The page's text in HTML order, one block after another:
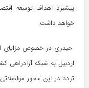
پیشبرد اهداف توسعه
خواهد داشت.
حیدری در خصوص مزایای
اردبیل به شبکه آزادراهی
تردد در این محور